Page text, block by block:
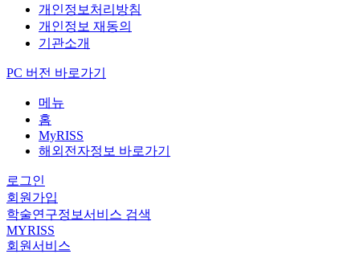
개인정보처리방침
개인정보 재동의
기관소개
PC 버전 바로가기
메뉴
홈
MyRISS
해외전자정보 바로가기
로그인
회원가입
학술연구정보서비스 검색
MYRISS
회원서비스